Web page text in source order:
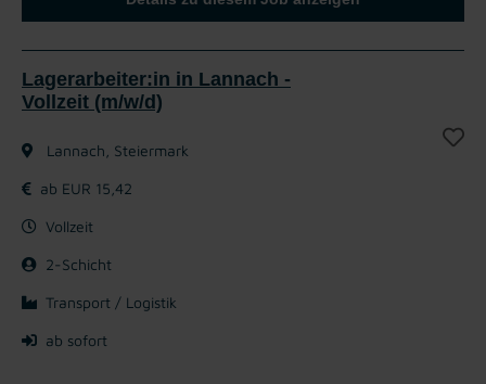
Lagerarbeiter:in in Lannach -
Vollzeit (m/w/d)
Lannach, Steiermark
ab EUR 15,42
Vollzeit
2-Schicht
Transport / Logistik
ab sofort